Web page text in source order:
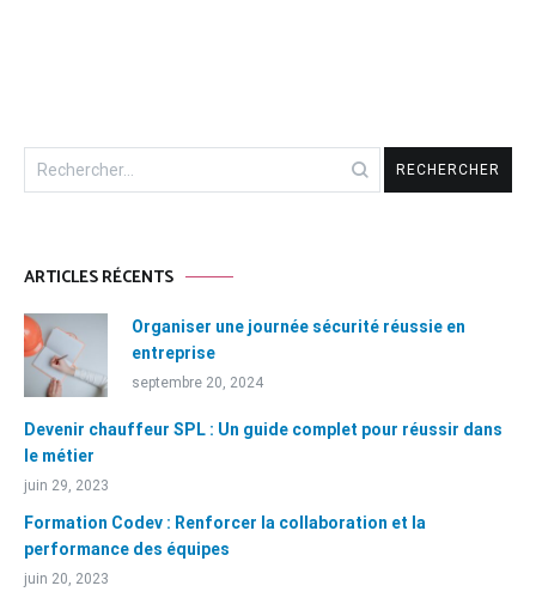
ARTICLES RÉCENTS
Organiser une journée sécurité réussie en
entreprise
septembre 20, 2024
Devenir chauffeur SPL : Un guide complet pour réussir dans
le métier
juin 29, 2023
Formation Codev : Renforcer la collaboration et la
performance des équipes
juin 20, 2023